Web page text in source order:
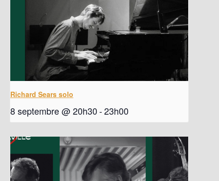
Richard Sears solo
8 septembre @ 20h30-23h00